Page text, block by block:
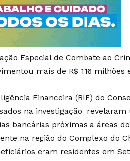
Especial de Combate ao
mais de R$ 116 milhões
Financeira (RIF) do
na investigação
bancárias próximas a áreas
na região do Complexo do
eram residentes em